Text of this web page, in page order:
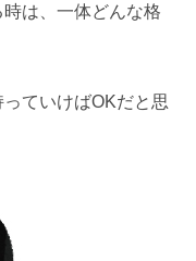
は、一体どんな格
ていけばOKだと思